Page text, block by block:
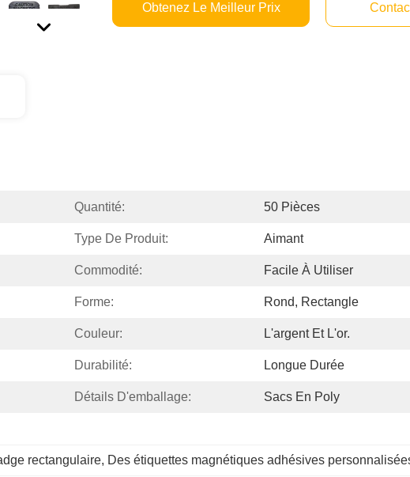
Obtenez Le Meilleur Prix
Quantité: 50 Pièces
Type De Produit: Aimant
Commodité: Facile À Utiliser
Forme: Rond, Rectangle
Couleur: L'argent Et L'or.
Durabilité: Longue Durée
Détails D'emballage: Sacs En Poly
rectangulaire, Des étiquettes magnétiques adhésives